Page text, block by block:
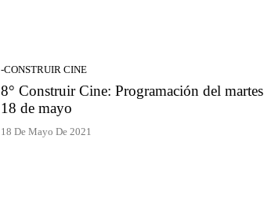
-CONSTRUIR CINE
8° Construir Cine: Programación del martes
18 de mayo
18 De Mayo De 2021